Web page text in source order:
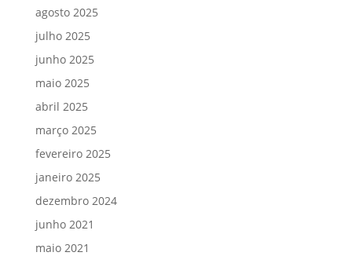
agosto 2025
julho 2025
junho 2025
maio 2025
abril 2025
março 2025
fevereiro 2025
janeiro 2025
dezembro 2024
junho 2021
maio 2021